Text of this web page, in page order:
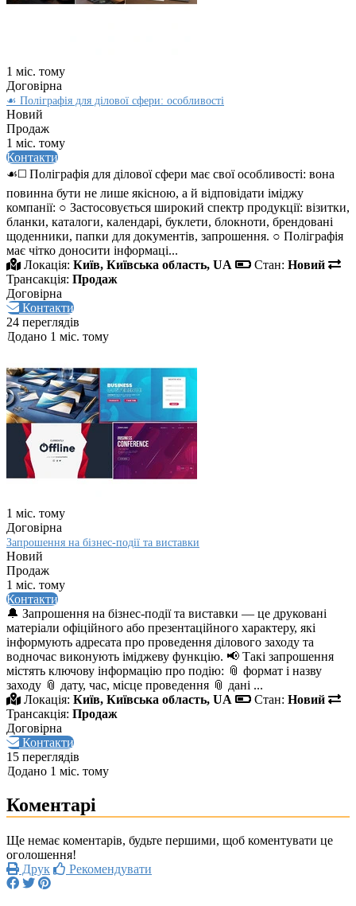
1 міс. тому
Договірна
☙ Поліграфія для ділової сфери: особливості
Новий
Продаж
1 міс. тому
Контакти
☙◻️ Поліграфія для ділової сфери має свої особливості: вона
повинна бути не лише якісною, а й відповідати іміджу
компанії: ○ Застосовується широкий спектр продукції: візитки,
бланки, каталоги, календарі, буклети, блокноти, брендовані
щоденники, папки для документів, запрошення. ○ Поліграфія
має чітко доносити інформаці...
Локація: Київ, Київська область, UA Стан: Новий
Трансакція: Продаж
Договірна
Контакти
24 переглядів
Додано 1 міс. тому
1 міс. тому
Договірна
Запрошення на бізнес‑події та виставки
Новий
Продаж
1 міс. тому
Контакти
🔔 Запрошення на бізнес-події та виставки — це друковані
матеріали офіційного або презентаційного характеру, які
інформують адресата про проведення ділового заходу та
водночас виконують іміджеву функцію. 📢 Такі запрошення
містять ключову інформацію про подію: 📎 формат і назву
заходу 📎 дату, час, місце проведення 📎 дані ...
Локація: Київ, Київська область, UA Стан: Новий
Трансакція: Продаж
Договірна
Контакти
15 переглядів
Додано 1 міс. тому
Коментарі
Ще немає коментарів, будьте першими, щоб коментувати це
оголошення!
Друк
Рекомендувати